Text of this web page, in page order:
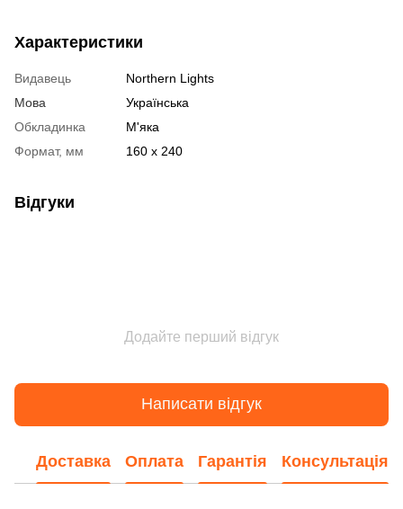
Характеристики
Видавець
Northern Lights
Мова
Українська
Обкладинка
М'яка
Формат, мм
160 x 240
Відгуки
Додайте перший відгук
Написати відгук
Доставка Оплата Гарантія Консультація